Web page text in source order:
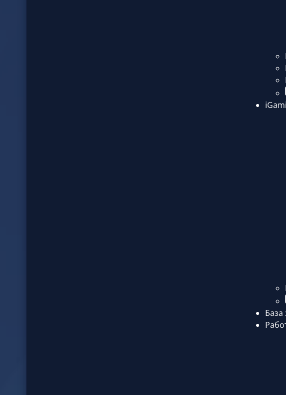
База